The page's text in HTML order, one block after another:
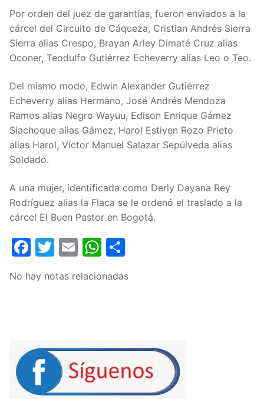
Por orden del juez de garantías, fueron enviados a la
cárcel del Circuito de Cáqueza, Cristian Andrés Sierra
Sierra alias Crespo, Brayan Arley Dimaté Cruz alias
Oconer, Teodulfo Gutiérrez Echeverry alias Leo o Teo.
Del mismo modo, Edwin Alexander Gutiérrez
Echeverry alias Hermano, José Andrés Mendoza
Ramos alias Negro Wayuu, Edison Enrique Gámez
Siachoque alias Gámez, Harol Estiven Rozo Prieto
alias Harol, Víctor Manuel Salazar Sepúlveda alias
Soldado.
A una mujer, identificada como Derly Dayana Rey
Rodríguez alias la Flaca se le ordenó el traslado a la
cárcel El Buen Pastor en Bogotá.
Facebook
Twitter
EmailWhatsApp
No hay notas relacionadas